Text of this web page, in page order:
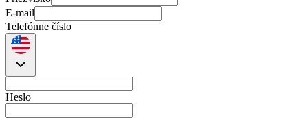
E-mail
Telefónne číslo
Heslo